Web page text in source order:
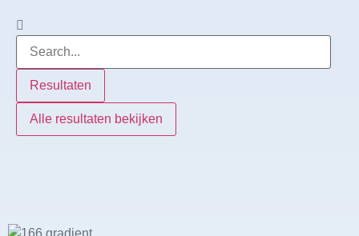
Resultaten
Alle resultaten bekijken